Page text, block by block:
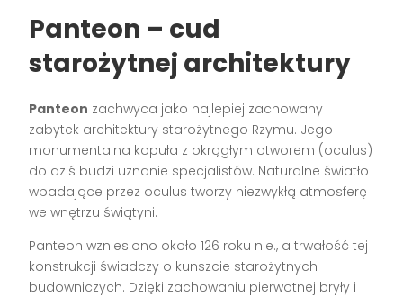
Panteon – cud
starożytnej architektury
Panteon zachwyca jako najlepiej zachowany
zabytek architektury starożytnego Rzymu. Jego
monumentalna kopuła z okrągłym otworem (oculus)
do dziś budzi uznanie specjalistów. Naturalne światło
wpadające przez oculus tworzy niezwykłą atmosferę
we wnętrzu świątyni.
Panteon wzniesiono około 126 roku n.e., a trwałość tej
konstrukcji świadczy o kunszcie starożytnych
budowniczych. Dzięki zachowaniu pierwotnej bryły i